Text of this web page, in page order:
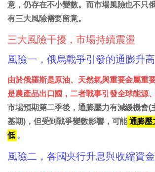
意，仍存在不小變數。而市場風險也不只
有三大風險需要留意。
三大風險干擾，市場持續震盪
風險一，俄烏戰爭引發的通膨升高
由於俄羅斯是原油、天然氣與重要金屬重
是農產品出口國，二者戰事引發全球能源
市場預期第二季後，通膨壓力有減緩機會(
基期)，但受到戰爭變數影響，可能 通膨壓
低 。
風險二，各國央行升息與收縮資金